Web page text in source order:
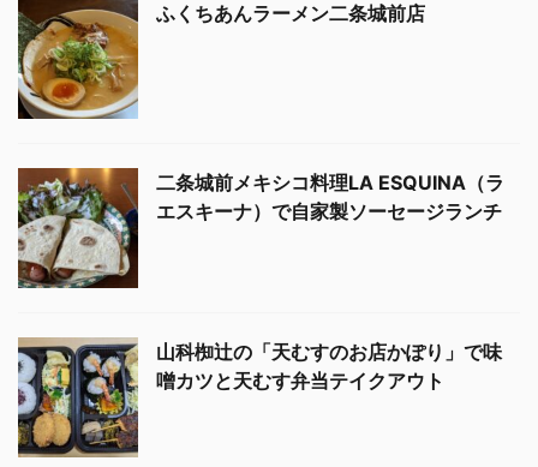
ふくちあんラーメン二条城前店
二条城前メキシコ料理LA ESQUINA（ラ
エスキーナ）で自家製ソーセージランチ
山科椥辻の「天むすのお店かぽり」で味
噌カツと天むす弁当テイクアウト